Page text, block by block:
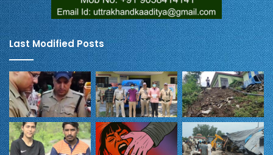
Last Modified Posts